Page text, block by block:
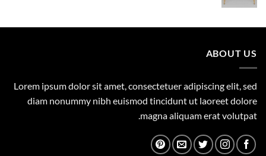
1,500.00 ₪.
1,149.00 ₪.
ABOUT US
Lorem ipsum dolor sit amet, consectetuer adipiscing elit, sed
diam nonummy nibh euismod tincidunt ut laoreet dolore
magna aliquam erat volutpat.